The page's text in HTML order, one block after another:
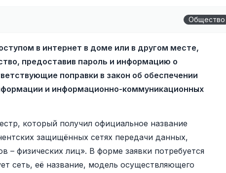
Общество
в интернет в доме или в другом месте,
предоставив пароль и информацию о
поправки в закон об обеспечении
и информационно-коммуникационных
который получил официальное название
защищённых сетях передачи данных,
– физических лиц». В форме заявки потребуется
сеть, её название, модель осуществляющего